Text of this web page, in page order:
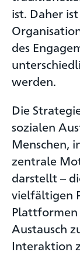
ist. Daher
des
werden.
Die
sozialen
Menschen,
zentrale
darstellt –
vielfältigen
Plattformen
Austausch
Interaktion